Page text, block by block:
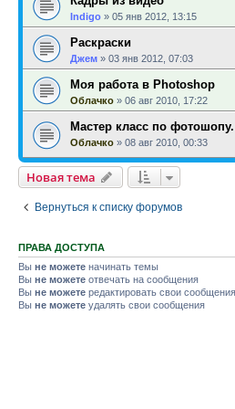
Indigo » 05 янв 2012, 13:15
Раскраски
Джем » 03 янв 2012, 07:03
Моя работа в Photoshop
Облачко » 06 авг 2010, 17:22
Мастер класс по
Облачко » 08 авг 2010, 00:33
Новая тема
Вернуться к списку форумов
ПРАВА ДОСТУПА
Вы не можете начинать темы
Вы не можете отвечать на сообщения
Вы не можете редактировать свои сообщения
Вы не можете удалять свои сообщения